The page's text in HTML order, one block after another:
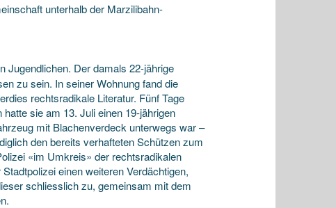
unterhalb der Marzilibahn-
Jugendlichen. Der damals 22-jährige
zu sein. In seiner Wohnung fand die
rechtsradikale Literatur. Fünf Tage
sie am 13. Juli einen 19-jährigen
mit Blachenverdeck unterwegs war –
den bereits verhafteten Schützen zum
«im Umkreis» der rechtsradikalen
einen weiteren Verdächtigen,
schliesslich zu, gemeinsam mit dem